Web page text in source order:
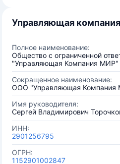
Управляющая компания
Полное наименование:
Общество с ограниченной
"Управляющая Компания МИР"
Сокращенное наименование:
ООО "Управляющая Компания
Имя руководителя:
Сергей Владимирович
ИНН:
2901256795
ОГРН:
1152901002847